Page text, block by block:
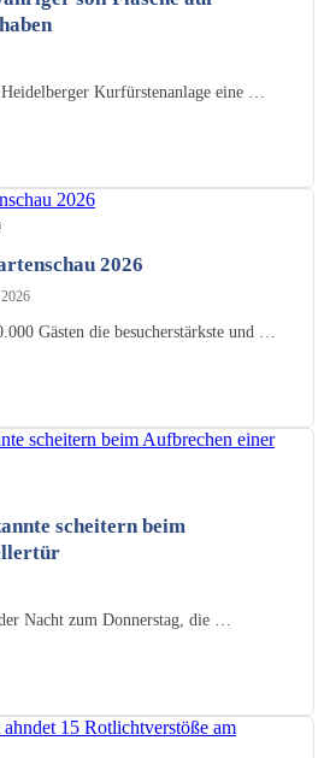
Kurfürstenanlage eine …
2026
Gästen die besucherstärkste und …
scheitern beim
Nacht zum Donnerstag, die …